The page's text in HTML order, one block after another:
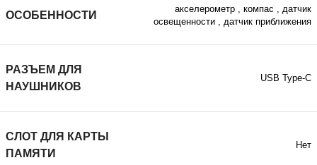
ОСОБЕННОСТИ акселерометр , компас , датчик
освещенности , датчик приближения
РАЗЪЕМ ДЛЯ
НАУШНИКОВ
USB Type-C
СЛОТ ДЛЯ КАРТЫ
ПАМЯТИ
Нет